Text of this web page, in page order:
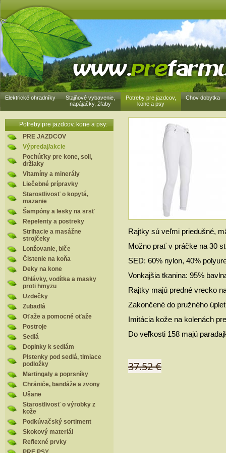
Elektrické ohradníky
Stajňové vybavenie,
napájačky, žľaby
Potreby pre jazdcov,
kone a psy
Chov dobytka
Potreby pre jazdcov, kone a psy:
PRE JAZDCOV
Výpredaj/akcie
Pochúťky pre kone, soli,
držiaky
Vitamíny a minerály
Liečebné prípravky
Starostlivosť o kopytá,
mazanie
Šampóny a lesky na srsť
Repelenty a postreky
Strihacie a masážne
strojčeky
Lonžovanie, biče
Čistenie na koňa
Deky na kone
Ohlávky, vodítka a masky
proti hmyzu
Uzdečky
Zubadlá
Oťaže a pomocné oťaže
Postroje
Sedlá
Doplnky k sedlám
Plstenky pod sedlá, tlmiace
podložky
Martingaly a poprsníky
Chrániče, bandáže a zvony
Ušane
Starostlivosť o výrobky z
kože
Podkúvačský sortiment
Skokový materiál
Reflexné prvky
Rajtky sú veľmi priedušné,
Možno prať v práčke na 30
SED: 60% nylon, 40%
Vonkajšia tkanina: 95%
Rajtky majú predné vrecko
Zakončené do pružného
Imitácia kože na kolenách
Do veľkosti 158 majú
37.52 €